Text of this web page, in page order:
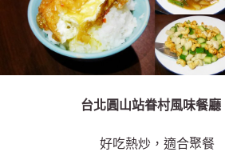
台北圓山站眷村風味餐廳
好吃熱炒，適合聚餐